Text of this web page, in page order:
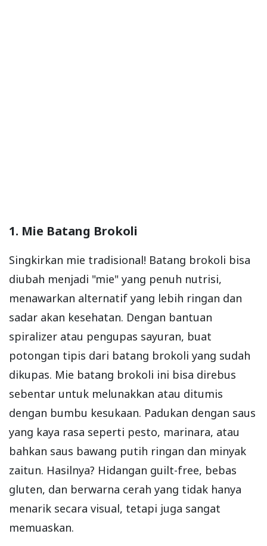
1. Mie Batang Brokoli
Singkirkan mie tradisional! Batang brokoli bisa
diubah menjadi "mie" yang penuh nutrisi,
menawarkan alternatif yang lebih ringan dan
sadar akan kesehatan. Dengan bantuan
spiralizer atau pengupas sayuran, buat
potongan tipis dari batang brokoli yang sudah
dikupas. Mie batang brokoli ini bisa direbus
sebentar untuk melunakkan atau ditumis
dengan bumbu kesukaan. Padukan dengan saus
yang kaya rasa seperti pesto, marinara, atau
bahkan saus bawang putih ringan dan minyak
zaitun. Hasilnya? Hidangan guilt-free, bebas
gluten, dan berwarna cerah yang tidak hanya
menarik secara visual, tetapi juga sangat
memuaskan.